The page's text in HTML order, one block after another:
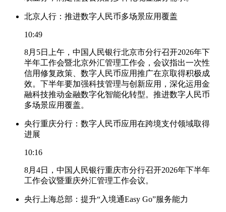
北京人行：推进数字人民币多场景应用覆盖
10:49
8月5日上午，中国人民银行北京市分行召开2026年下
半年工作会暨北京外汇管理工作会，会议指出一次性
信用修复政策、数字人民币应用推广在京取得积极成
效。下半年要加强科技管理与创新应用，深化运用金
融科技推动金融数字化智能化转型。推进数字人民币
多场景应用覆盖。
央行重庆分行：数字人民币应用在跨境支付领域取得
进展
10:16
8月4日，中国人民银行重庆市分行召开2026年下半年
工作会议暨重庆外汇管理工作会议。
央行上海总部：提升“入境通Easy Go”服务能力